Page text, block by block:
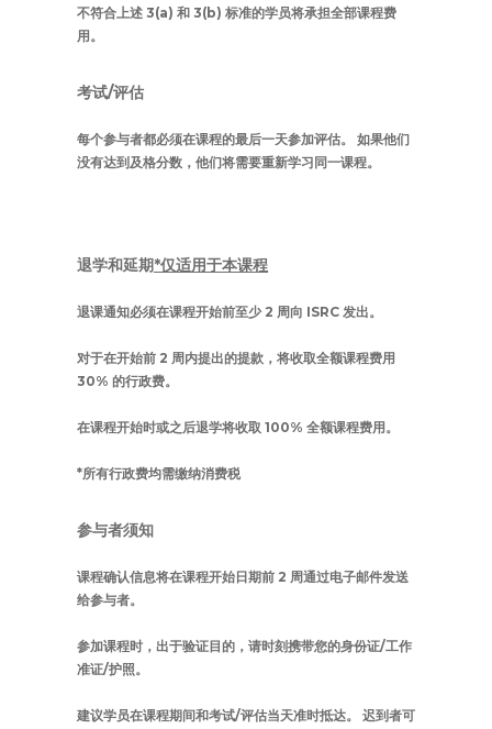
不符合上述 3(a) 和 3(b) 标准的学员将承担全部课程费
用。
考试/评估
每个参与者都必须在课程的最后一天参加评估。 如果他们
没有达到及格分数，他们将需要重新学习同一课程。
退学和延期*仅适用于本课程
退课通知必须在课程开始前至少 2 周向 ISRC 发出。
对于在开始前 2 周内提出的提款，将收取全额课程费用
30% 的行政费。
在课程开始时或之后退学将收取 100% 全额课程费用。
*所有行政费均需缴纳消费税
参与者须知
课程确认信息将在课程开始日期前 2 周通过电子邮件发送
给参与者。
参加课程时，出于验证目的，请时刻携带您的身份证/工作
准证/护照。
建议学员在课程期间和考试/评估当天准时抵达。 迟到者可